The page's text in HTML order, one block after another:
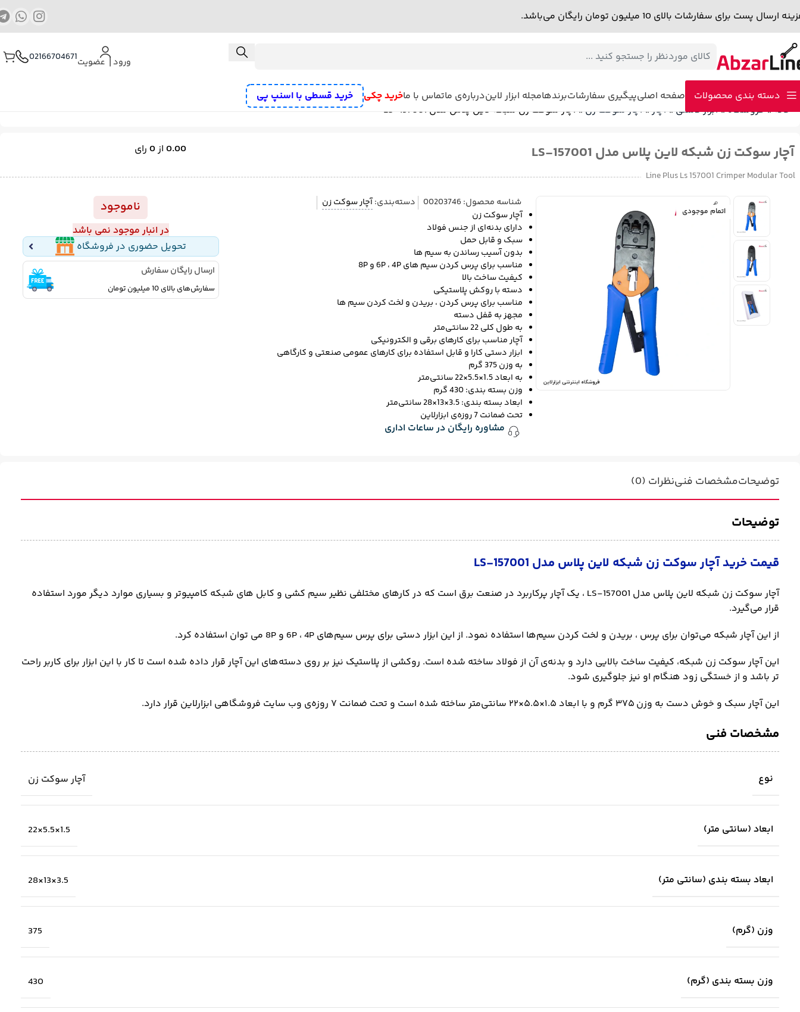
ارسال پست برای سفارشات بالای 10 میلیون تومان رایگان می‌باشد.
ورود ⎟ عضویت02166704671
دسته بندی محصولات
دمنده – مکنده پولیش سشوار صنعتی میخکوب و منگنه کوب شارژیکمپرسور هوا
میخ کوب و منگنه کوب برقی پیستوله برقیپیستوله شارژیکارواشچکش تخریب
صفحه اصلیپیگیری سفارشاتبرندهامجله ابزار لایندرباره‌ی ماتماس با ماخرید چکی
خرید قسطی با اسنپ پی
خانه»فروشگاه»ابزار دستی » آچار» آچار سوکت زن » آچار سوکت زن شبکه لاین پلاس مدل LS-157001
آچار سوکت زن شبکه لاین پلاس مدل LS-157001 0.00 از0 رای
Line Plus Ls 157001 Crimper Modular Tool
اتمام موجودی
شناسه محصول: 00203746 دسته‌بندی:آچار سوکت زن
آچار سوکت زن
دارای بدنه‌ای از جنس فولاد
سبک و قابل حمل
بدون آسیب رساندن به سیم ها
مناسب برای پرس کردن سیم های 6P ، 4P و 8P
کیفیت ساخت بالا
دسته با روکش پلاستیکی
مناسب برای پرس کردن ، بریدن و لخت کردن سیم ها
مجهز به قفل دسته
به طول کلی 22 سانتی‌متر
آچار مناسب برای کارهای برقی و الکترونیکی
ابزار دستی کارا و قابل استفاده برای کارهای عمومی صنعتی و کارگاهی
به وزن 375 گرم
به ابعاد 1.5×5.5×22 سانتی‌متر
وزن بسته بندی: 430 گرم
ابعاد بسته بندی: 3.5×13×28 سانتی‌متر
تحت ضمانت 7 روزه‌ی ابزارلاین
مشاوره رایگان در ساعات اداری
ناموجود
در انبار موجود نمی باشد
تحویل حضوری در فروشگاه
ارسال رایگان سفارش
سفارش‌های بالای 10 میلیون تومان
توضیحاتمشخصات فنینظرات (0)
توضیحات
قیمت خرید آچار سوکت زن شبکه لاین پلاس مدل LS-157001
آچار سوکت زن شبکه لاین پلاس مدل LS-157001 ، یک آچار پرکاربرد در صنعت برق است که در کارهای مختلفی نظیر سیم کشی و کابل های شبکه کامپیوتر و بسیاری موارد دیگر مورد استفاده
قرار می‌گیرد.
از این آچار شبکه می‌توان برای پرس ، بریدن و لخت کردن سیم‌ها استفاده نمود. از این ابزار دستی برای پرس سیم‌های 6P ، 4P و 8P می توان استفاده کرد.
این آچار سوکت زن شبکه، کیفیت ساخت بالایی دارد و بدنه‌ی آن از فولاد ساخته شده است. روکشی از پلاستیک نیز بر روی دسته‌های این آچار قرار داده شده است تا کار با این ابزار برای کاربر راحت
تر باشد و از خستگی زود هنگام او نیز جلوگیری شود.
این آچار سبک و خوش دست به وزن ۳۷۵ گرم و با ابعاد ۱.۵×۵.۵×۲۲ سانتی‌متر ساخته شده است و تحت ضمانت ۷ روزه‌ی وب سایت فروشگاهی ابزارلاین قرار دارد.
مشخصات فنی
نوع آچار سوکت زن
ابعاد (سانتی متر) 1.5×5.5×22
ابعاد بسته بندی (سانتی متر) 3.5×13×28
وزن (گرم) 375
وزن بسته بندی (گرم) 430